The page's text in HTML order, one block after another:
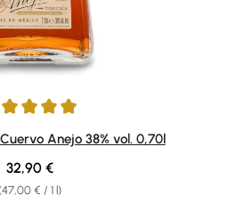
of 5 stars
Anejo 38% vol. 0,70l
€ / 1 l)
Regular price:
32,90 €